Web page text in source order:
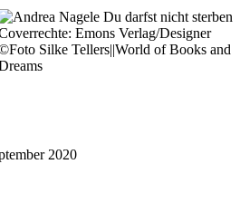
Emons Verlag/Designer
Silke Tellers||World of Books and
2020